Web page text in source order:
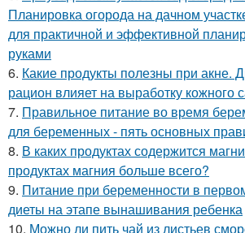
Планировка огорода на дачном
для практичной и эффективной
руками
6. Какие продукты полезны при акне.
рацион влияет на выработку кожного
7. Правильное питание во время
для беременных - пять основных
8. В каких продуктах содержится
продуктах магния больше всего?
9. Питание при беременности в
диеты на этапе вынашивания ребенка
10. Можно ли пить чай из листьев